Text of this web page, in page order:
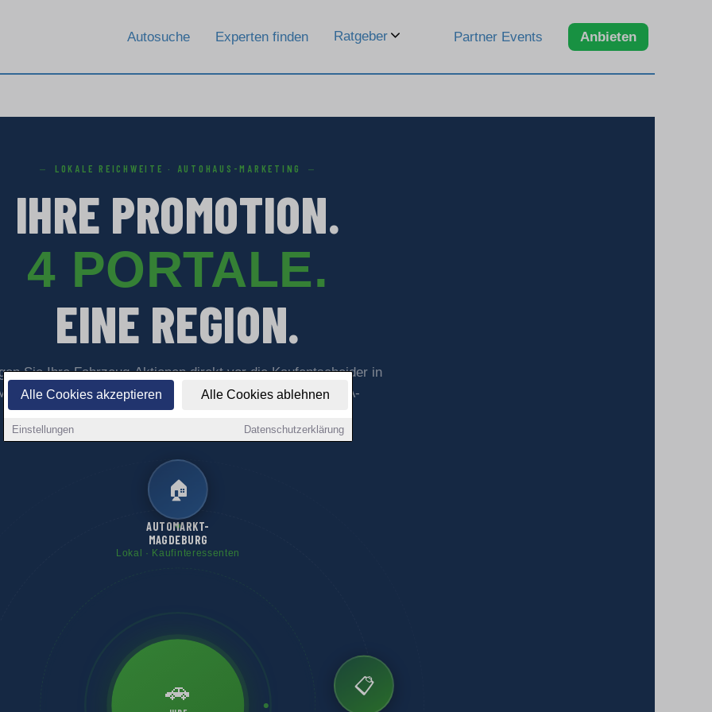
Alle Cookies akzeptieren Alle Cookies ablehnen
Einstellungen Datenschutzerklärung
Autosuche Experten finden Ratgeber Partner Events Anbieten
LOKALE REICHWEITE · AUTOHAUS-MARKETING
IHRE PROMOTION.
4 PORTALE.
EINE REGION.
Sie Ihre Fahrzeug-Aktionen direkt vor die Kaufentscheider in
– mit maximaler lokaler Sichtbarkeit über das 1A-
Portalnetzwerk.
🚗
🏠
AUTOMARKT-
MAGDEBURG
Lokal · Kaufinteressenten
📋